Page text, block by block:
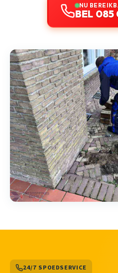
NU
BEL 085
24/7 SPOEDSERVICE